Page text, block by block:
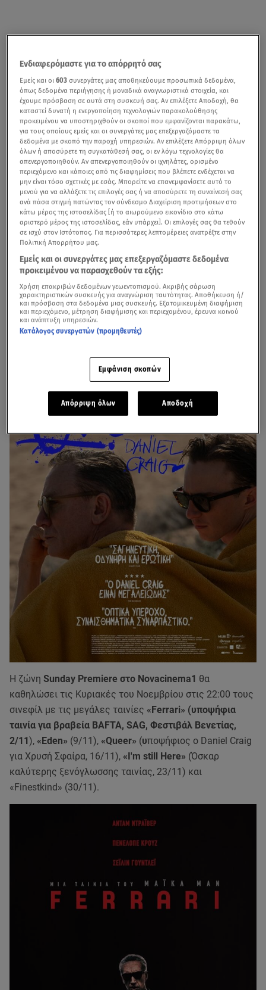
Νοέμβριοςέρχεται με άκρως συναρπαστική,
γκαζωμένη, Oscar-ική και καταιγιστική διάθεση στα
κανάλιαNovacinema, τον απόλυτο κινηματογραφικό
προορισμό, καθώς και τo Novalifετο αγαπημένο κανάλι
ψυχαγωγίας!
Οι συνδρομητές μπορούν να απολαύσουν στη Nova, τις
μεγάλες πρεμιέρες«Ferrari», «Queer», «I'm still Here»,
τις νέες σειρές «Outlander: Blood of My Blood», «The
Hunting Wives», «Those who Lived»καθώς και special
αφιερώματα στον ηθοποιό Adam Driver και στην τριλογία
με ήρωα τον Robert Langdon βασισμένο στα βιβλία του
Dan Brown και τις ταινίες «Da Vinci Code», «Αngels &
Η ζώνη Sunday Premiere στο Novacinema1 θα
καθηλώσει τις Κυριακές του Νοεμβρίου στις 22:00 τους
σινεφίλ με τις μεγάλες ταινίες «Ferrari» (υποψήφια
ταινία για βραβεία BAFTA, SAG, Φεστιβάλ Βενετίας,
2/11), «Eden» (9/11), «Queer» (υποψήφιος ο Daniel Craig
για Χρυσή Σφαίρα, 16/11), «I'm still Here» (Όσκαρ
καλύτερης ξενόγλωσσης ταινίας, 23/11) και
«Finestkind» (30/11).
Ενδιαφερόμαστε για το απόρρητό σας
Εμείς και οι603 συνεργάτες μας αποθηκεύουμε προσωπικά δεδομένα,
όπως δεδομένα περιήγησης ή μοναδικά αναγνωριστικά στοιχεία, και
έχουμε πρόσβαση σε αυτά στη συσκευή σας. Αν επιλέξετε Αποδοχή, θα
καταστεί δυνατή η ενεργοποίηση τεχνολογιών παρακολούθησης
προκειμένου να υποστηριχθούν οι σκοποί που εμφανίζονται παρακάτω,
για τους οποίους εμείς και οι συνεργάτες μας επεξεργαζόμαστε τα
δεδομένα με σκοπό την παροχή υπηρεσιών. Αν επιλέξετε Απόρριψη όλων
όλων ή αποσύρετε τη συγκατάθεσή σας, οι εν λόγω τεχνολογίες θα
απενεργοποιηθούν. Αν απενεργοποιηθούν οι ιχνηλάτες, ορισμένο
περιεχόμενο και κάποιες από τις διαφημίσεις που βλέπετε ενδέχεται να
μην είναι τόσο σχετικές με εσάς. Μπορείτε να επανεμφανίσετε αυτό το
μενού για να αλλάξετε τις επιλογές σας ή να αποσύρετε τη συναίνεσή σας
ανά πάσα στιγμή πατώντας τον σύνδεσμο Διαχείριση προτιμήσεων στο
κάτω μέρος της ιστοσελίδας [ή το αιωρούμενο εικονίδιο στο κάτω
αριστερό μέρος της ιστοσελίδας, εάν υπάρχει]. Οι επιλογές σας θα τεθούν
σε ισχύ στον Ιστότοπος. Για περισσότερες λεπτομέρειες ανατρέξτε στην
Πολιτική Απορρήτου μας.
Εμείς και οι συνεργάτες μας επεξεργαζόμαστε δεδομένα
προκειμένου να παρασχεθούν τα εξής:
Χρήση επακριβών δεδομένων γεωεντοπισμού. Ακριβής σάρωση
χαρακτηριστικών συσκευής για αναγνώριση ταυτότητας. Αποθήκευση ή/
και πρόσβαση στα δεδομένα μιας συσκευής. Εξατομικευμένη διαφήμιση
και περιεχόμενο, μέτρηση διαφήμισης και περιεχομένου, έρευνα κοινού
και ανάπτυξη υπηρεσιών.
Κατάλογος συνεργατών (προμηθευτές)
Εμφάνιση σκοπών
Απόρριψη όλων Αποδοχή